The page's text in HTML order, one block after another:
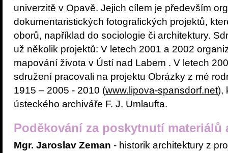
univerzitě v Opavě. Jejich cílem je především
dokumentaristických fotografických projektů,
oborů, například do sociologie či architektury.
už několik projektů: V letech 2001 a 2002
mapování života v Ústí nad Labem . V letech
sdružení pracovali na projektu Obrázky z mé
1915 – 2005 - 2010 (www.lipova-spansdorf.net),
ústeckého archiváře F. J. Umlaufta.
Poděkování za poskytnutí materiálů
Mgr. Jaroslav Zeman - historik architektury z